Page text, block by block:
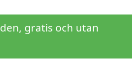
gratis och utan